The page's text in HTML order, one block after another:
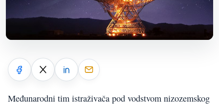
Međunarodni tim istraživača pod vodstvom nizozemskog